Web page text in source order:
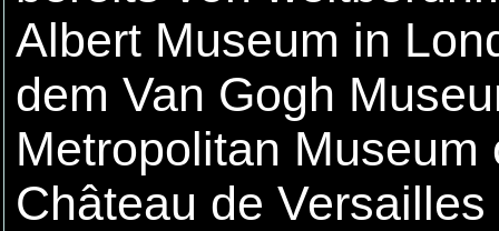
Albert Museum in
dem Van Gogh
Metropolitan Museum
Château de